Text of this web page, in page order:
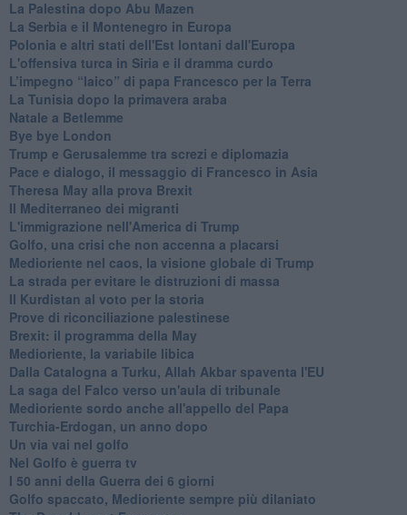
La Palestina dopo Abu Mazen
La Serbia e il Montenegro in Europa
Polonia e altri stati dell'Est lontani dall'Europa
L'offensiva turca in Siria e il dramma curdo
L’impegno “laico” di papa Francesco per la Terra
La Tunisia dopo la primavera araba
Natale a Betlemme
Bye bye London
Trump e Gerusalemme tra screzi e diplomazia
Pace e dialogo, il messaggio di Francesco in Asia
Theresa May alla prova Brexit
Il Mediterraneo dei migranti
L'immigrazione nell'America di Trump
Golfo, una crisi che non accenna a placarsi
Medioriente nel caos, la visione globale di Trump
La strada per evitare le distruzioni di massa
Il Kurdistan al voto per la storia
Prove di riconciliazione palestinese
Brexit: il programma della May
Medioriente, la variabile libica
Dalla Catalogna a Turku, Allah Akbar spaventa l'EU
La saga del Falco verso un'aula di tribunale
Medioriente sordo anche all'appello del Papa
Turchia-Erdogan, un anno dopo
Un via vai nel golfo
Nel Golfo è guerra tv
I 50 anni della Guerra dei 6 giorni
Golfo spaccato, Medioriente sempre più dilaniato